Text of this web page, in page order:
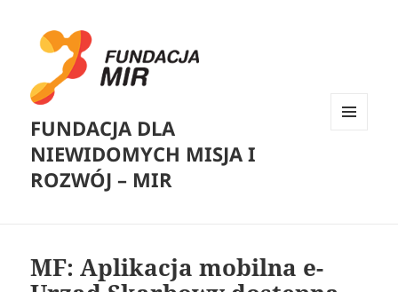
FUNDACJA DLA
NIEWIDOMYCH MISJA I
ROZWÓJ – MIR
MF: Aplikacja mobilna e-